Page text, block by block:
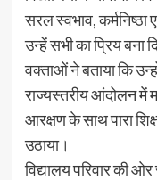
सरल स्वभाव, कर्मनिष्ठा
उन्हें सभी का प्रिय बना
वक्ताओं ने बताया कि
राज्यस्तरीय आंदोलन में
आरक्षण के साथ पारा
उठाया।
विद्यालय परिवार की